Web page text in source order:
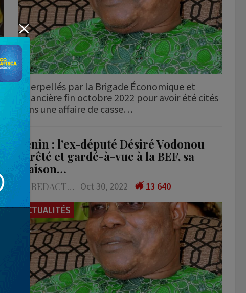
Interpellés par la Brigade Économique et
Financière fin octobre 2022 pour avoir été cités
dans une affaire de casse…
Bénin : l’ex-député Désiré Vodonou
arrêté et gardé-à-vue à la BEF, sa
maison…
LA REDACTION Oct 30, 2022
13 640
ACTUALITÉS